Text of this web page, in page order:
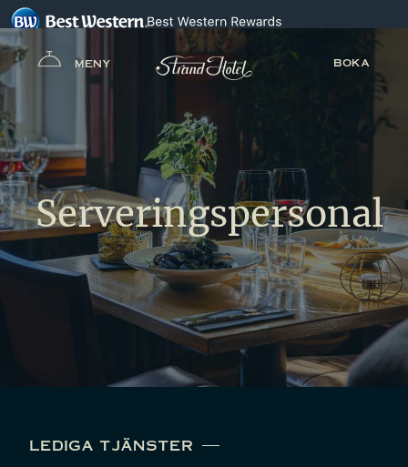
MENY BOKA
Serveringspersonal
lediga tjänster